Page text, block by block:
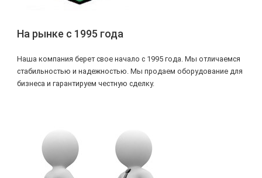
На рынке с 1995 года
Наша компания берет свое начало с 1995 года. Мы отличаемся
стабильностью и надежностью. Мы продаем оборудование для
бизнеса и гарантируем честную сделку.